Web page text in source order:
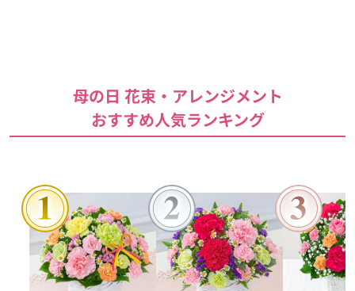
母の日 花束・アレンジメント
おすすめ人気ランキング